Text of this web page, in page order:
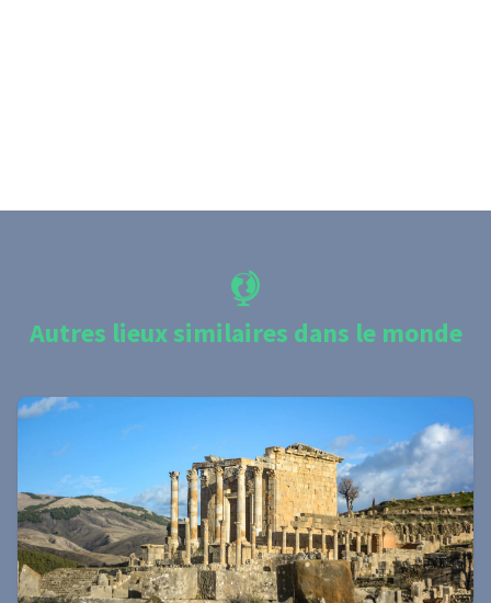
Autres lieux similaires dans le monde